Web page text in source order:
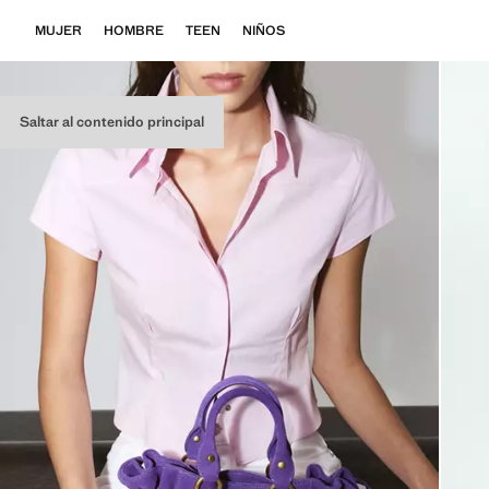
Saltar al contenido principal
MUJER HOMBRE TEEN NIÑOS